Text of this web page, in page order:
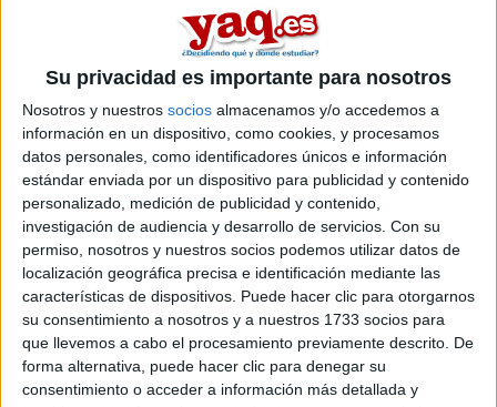
Su privacidad es importante para nosotros
Nosotros y nuestros socios almacenamos y/o accedemos a
información en un dispositivo, como cookies, y procesamos
datos personales, como identificadores únicos e información
estándar enviada por un dispositivo para publicidad y contenido
personalizado, medición de publicidad y contenido,
investigación de audiencia y desarrollo de servicios. Con su
permiso, nosotros y nuestros socios podemos utilizar datos de
localización geográfica precisa e identificación mediante las
características de dispositivos. Puede hacer clic para otorgarnos
su consentimiento a nosotros y a nuestros 1733 socios para
que llevemos a cabo el procesamiento previamente descrito. De
forma alternativa, puede hacer clic para denegar su
consentimiento o acceder a información más detallada y
Y si puede ser las asignaturas.
Etiquetas: La universidad - un mundo Psicología